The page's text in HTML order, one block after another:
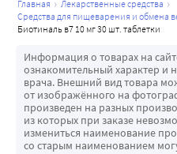
главная
лекарственные средства
средства для пищеварения и обмена
биотиналь в7 10 мг 30 шт. таблетки
Информация о товарах на
ознакомительный характер и
врача. Внешний вид товара
от изображённого на
произведен на разных
из которых при заказе
измениться наименование
со старым наименованием